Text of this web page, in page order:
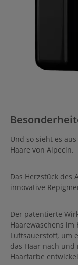
Und so sieht es
Haare von Alpecin.
Das Herzstück des
innovative
Der patentierte
Haarewaschens
Luftsauerstoff, um
das Haar nach
Haarfarbe